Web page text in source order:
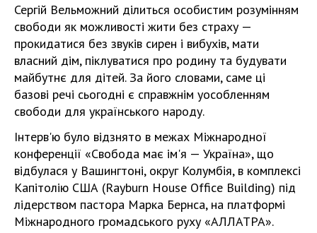
Сергій Вельможний ділиться особистим розумінням
свободи як можливості жити без страху —
прокидатися без звуків сирен і вибухів, мати
власний дім, піклуватися про родину та будувати
майбутнє для дітей. За його словами, саме ці
базові речі сьогодні є справжнім уособленням
свободи для українського народу.
Інтерв'ю було відзнято в межах Міжнародної
конференції «Свобода має ім'я — Україна», що
відбулася у Вашингтоні, округ Колумбія, в комплексі
Капітолію США (Rayburn House Office Building) під
лідерством пастора Марка Бернса, на платформі
Міжнародного громадського руху «АЛЛАТРА».